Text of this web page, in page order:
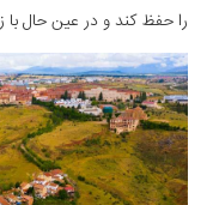
را حفظ کند و در عین حال